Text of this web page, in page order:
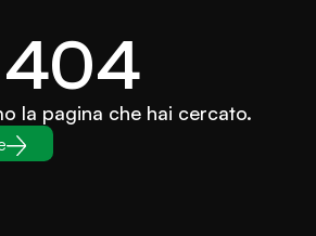
404
la pagina che hai cercato.